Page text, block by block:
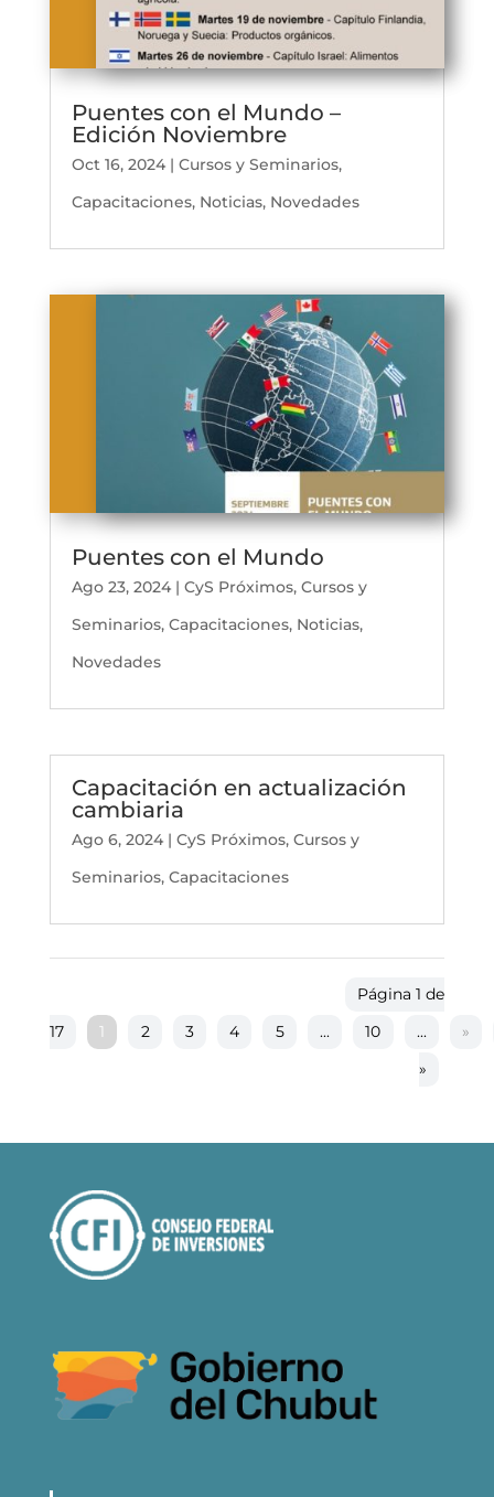
Puentes con el Mundo –
Edición Noviembre
Oct 16, 2024| Cursos y Seminarios,
Capacitaciones, Noticias, Novedades
Puentes con el Mundo
Ago 23, 2024| CyS Próximos, Cursos y
Seminarios, Capacitaciones, Noticias,
Novedades
Capacitación en actualización
cambiaria
Ago 6, 2024| CyS Próximos, Cursos y
Seminarios, Capacitaciones
Página 1 de
17
1 2 3 4 5 ... 10 ...
»
»